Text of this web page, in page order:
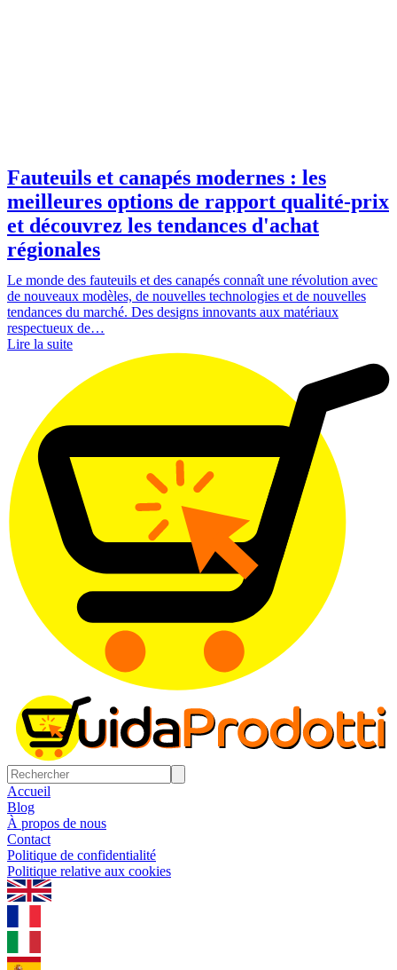
Fauteuils et canapés modernes : les
meilleures options de rapport qualité-prix
et découvrez les tendances d'achat
régionales
Le monde des fauteuils et des canapés connaît une révolution avec
de nouveaux modèles, de nouvelles technologies et de nouvelles
tendances du marché. Des designs innovants aux matériaux
respectueux de…
Lire la suite
Accueil
Blog
À propos de nous
Contact
Politique de confidentialité
Politique relative aux cookies